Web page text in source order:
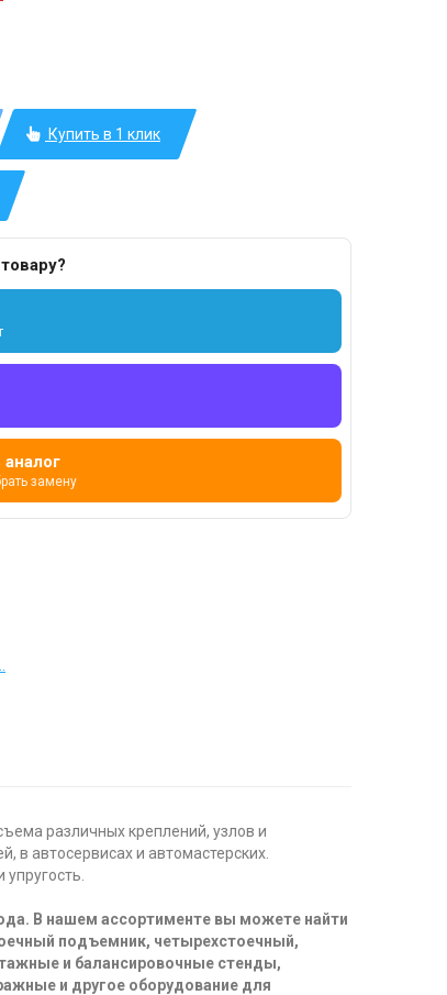
Купить в 1 клик
замену
различных креплений, узлов и
в автосервисах и автомастерских.
В нашем ассортименте вы можете найти
подъемник, четырехстоечный,
и балансировочные стенды,
и другое оборудование для